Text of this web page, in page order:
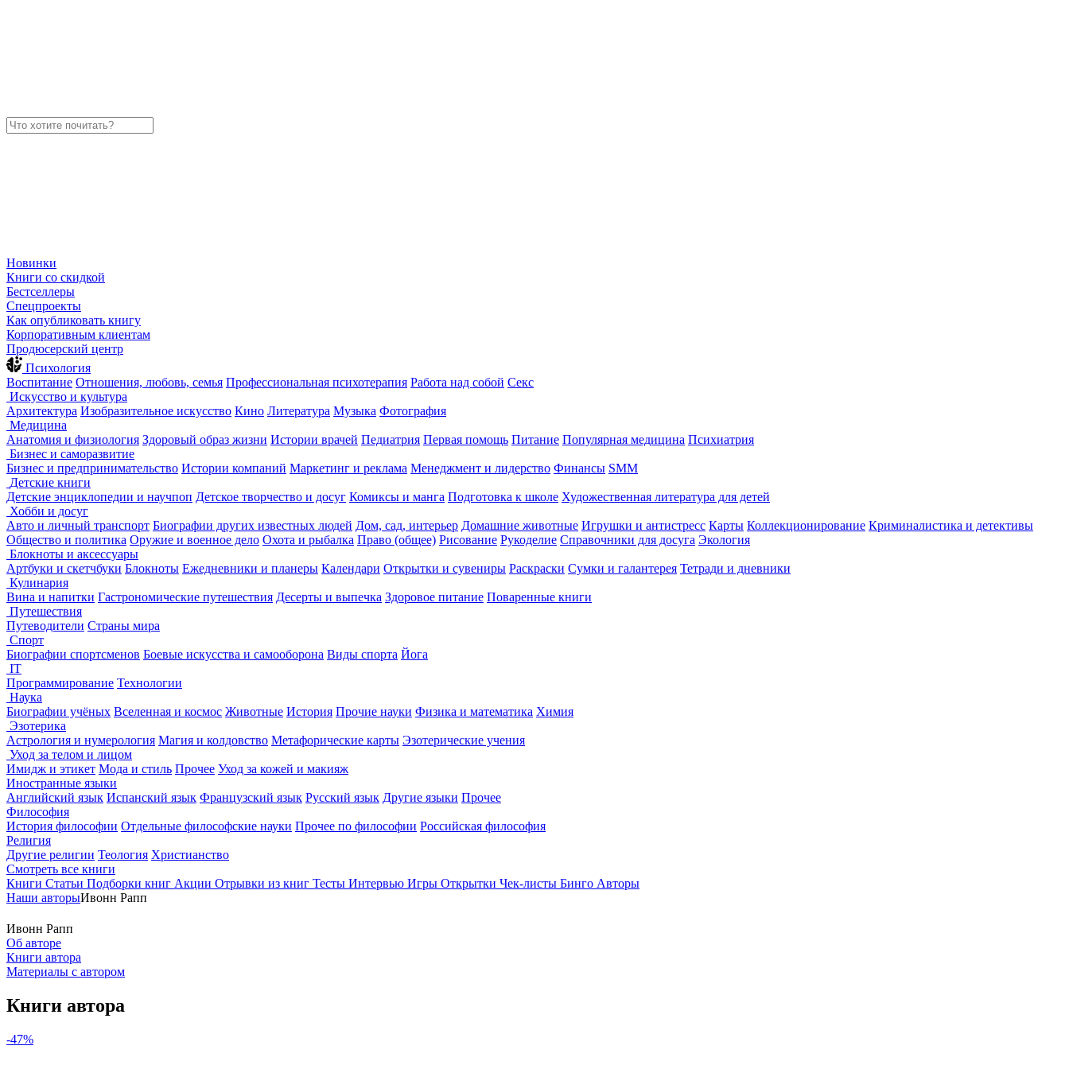
Новинки
Книги со скидкой
Бестселлеры
Спецпроекты
Как опубликовать книгу
Корпоративным клиентам
Продюсерский центр
Психология
Воспитание Отношения, любовь, семья Профессиональная психотерапия Работа над собой Секс
Искусство и культура
Архитектура Изобразительное искусство Кино Литература Музыка Фотография
Медицина
Анатомия и физиология Здоровый образ жизни Истории врачей Педиатрия Первая помощь Питание Популярная медицина Психиатрия
Бизнес и саморазвитие
Бизнес и предпринимательство Истории компаний Маркетинг и реклама Менеджмент и лидерство Финансы SMM
Детские книги
Детские энциклопедии и научпоп Детское творчество и досуг Комиксы и манга Подготовка к школе Художественная литература для детей
Хобби и досуг
Авто и личный транспорт Биографии других известных людей Дом, сад, интерьер Домашние животные Игрушки и антистресс Карты Коллекционирование Криминалистика и детективы
Общество и политика Оружие и военное дело Охота и рыбалка Право (общее) Рисование Рукоделие Справочники для досуга Экология
Блокноты и аксессуары
Артбуки и скетчбуки Блокноты Ежедневники и планеры Календари Открытки и сувениры Раскраски Сумки и галантерея Тетради и дневники
Кулинария
Вина и напитки Гастрономические путешествия Десерты и выпечка Здоровое питание Поваренные книги
Путешествия
Путеводители Страны мира
Спорт
Биографии спортсменов Боевые искусства и самооборона Виды спорта Йога
IT
Программирование Технологии
Наука
Биографии учёных Вселенная и космос Животные История Прочие науки Физика и математика Химия
Эзотерика
Астрология и нумерология Магия и колдовство Метафорические карты Эзотерические учения
Уход за телом и лицом
Имидж и этикет Мода и стиль Прочее Уход за кожей и макияж
Иностранные языки
Английский язык Испанский язык Французский язык Русский язык Другие языки Прочее
Философия
История философии Отдельные философские науки Прочее по философии Российская философия
Религия
Другие религии Теология Христианство
Смотреть все книги
Книги Статьи Подборки книг Акции Отрывки из книг Тесты Интервью Игры Открытки Чек-листы Бинго Авторы
Наши авторыИвонн Рапп
Ивонн Рапп
Об авторе
Книги автора
Материалы с автором
Книги автора
-47%